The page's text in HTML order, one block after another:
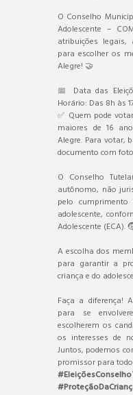
O Conselho
Adolescente –
atribuições legais,
para escolher os
Alegre! 🤝
📅 Data das
Horário: Das 8h às
✅ Quem pode
maiores de 16
Alegre. Para votar,
documento com
O Conselho
autônomo, não
pelo
adolescente,
Adolescente (ECA).
A escolha dos
para garantir a
criança e do
Faça a diferença!
para se
escolherem os
os interesses de
Juntos, podemos
promissor para